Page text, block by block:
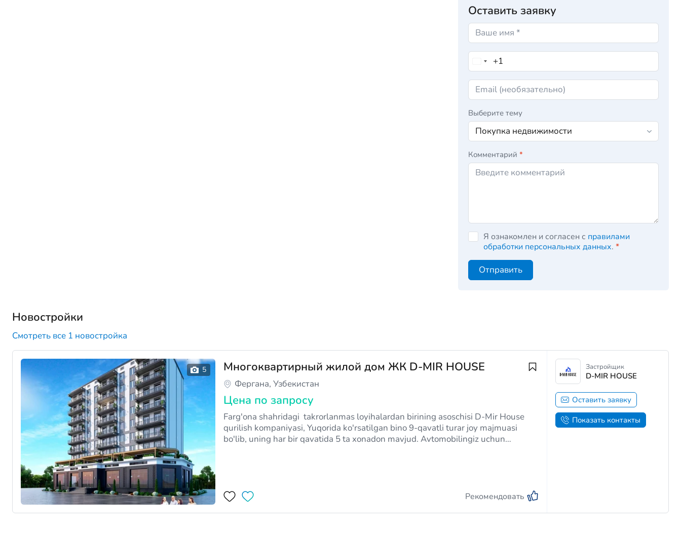
Оставить заявку
Выберите тему
Комментарий *
Я ознакомлен и согласен с правилами
обработки персональных данных. *
Отправить
Новостройки
Смотреть все 1 новостройка
Многоквартирный жилой дом ЖК D-MIR HOUSE
Фергана, Узбекистан
Цена по запросу
Farg'ona shahridagi takrorlanmas loyihalardan birining asoschisi D-Mir House
qurilish kompaniyasi, Yuqorida ko'rsatilgan bino 9-qavatli turar joy majmuasi
bo'lib, uning har bir qavatida 5 ta xonadon mavjud. Avtomobilingiz uchun
Рекомендовать
Застройщик
D-MIR HOUSE
Оставить заявку
Показать контакты